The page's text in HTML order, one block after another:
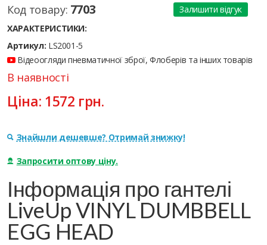
Код товару: 7703
Залишити відгук
ХАРАКТЕРИСТИКИ:
Артикул: LS2001-5
Відеоогляди пневматичної зброї, Флоберів та інших товарів
В наявності
Ціна: 1572 грн.
Знайшли дешевше? Отримай знижку!
Запросити оптову ціну.
Інформація про гантелі
LiveUp VINYL DUMBBELL
EGG HEAD